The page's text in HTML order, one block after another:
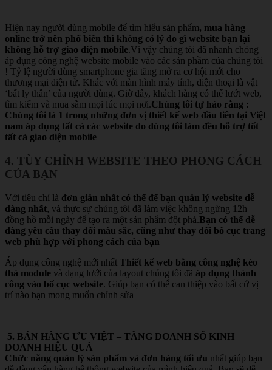
Hiện nay người dùng mobile để tìm hiểu sản phẩm, mua hàng
online trở nên phổ biến thì không có lý do gì website bạn lại
không hỗ trợ giao diện mobile.Vì vậy chúng tôi đã nhanh chóng
áp dụng công nghệ website mobile vào các sản phầm của chúng tôi
! Tỷ lệ người dùng smartphone gia tăng mở ra cơ hội mới cho
thương mại điện tử. Khác với màn hình máy tính, điện thoại là vật
‘bất ly thân’ của người dùng. Giờ đây, khách hàng có thể lướt web,
tìm kiếm và mua sắm mọi lúc mọi nơi.Chúng tôi tự hào rằng :
Chúng tôi là 1 trong những đơn vị thiết kế web đầu tiên tại Việt
nam áp dụng tất cả các website do dúng tôi làm đều hỗ trợ tốt
tất cả giao diện mobile
4. TÙY CHỈNH WEBSITE THEO PHONG CÁCH
CỦA BẠN
Với tiêu chí là đơn giản nhất có thể để bạn quản lý website dễ
dàng nhất, và thực sự chúng tôi đã làm việc không ngừng 12h
đồng hồ mỗi ngày để tạo ra một sản phẩm đột phá.Bạn có thể dễ
dàng yêu cầu thay đổi màu sắc, cũng như thay đổi bố cục trang
web phù hợp với phong cách của bạn
Áp dụng công nghệ mới nhất Thiết kế web bằng công nghệ kéo
thả module và dạng lưới của layout chúng tôi đã áp dụng thành
công vào bố cục website. Giúp bạn có thể can thiệp vào bất cứ vị
trí nào bạn mong muốn chỉnh sửa
5. BÁN HÀNG ƯU VIỆT – TĂNG DOANH SỐ KINH
DOANH HIỆU QUẢ
Chức năng quản lý sản phẩm và đơn hàng tối ưu nhất giúp bạn